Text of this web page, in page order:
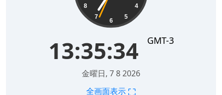
4
5
6
7
8
13:35:34 GMT-3
金曜日, 7 8 2026
全画面表示 ⛶